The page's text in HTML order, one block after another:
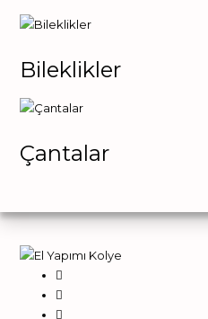
Bileklikler
Çantalar